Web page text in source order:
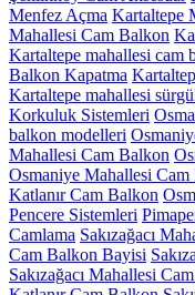
Menfez Açma Kartaltepe
Mahallesi Cam Balkon
Kartaltepe mahallesi cam
Balkon Kapatma
Kartaltepe mahallesi
Korkuluk Sistemleri
balkon modelleri
Mahallesi Cam Balkon
Osmaniye Mahallesi
Katlanır Cam Balkon
Pencere Sistemleri
Camlama Sakızağacı
Cam Balkon Bayisi
Sakızağacı Mahallesi